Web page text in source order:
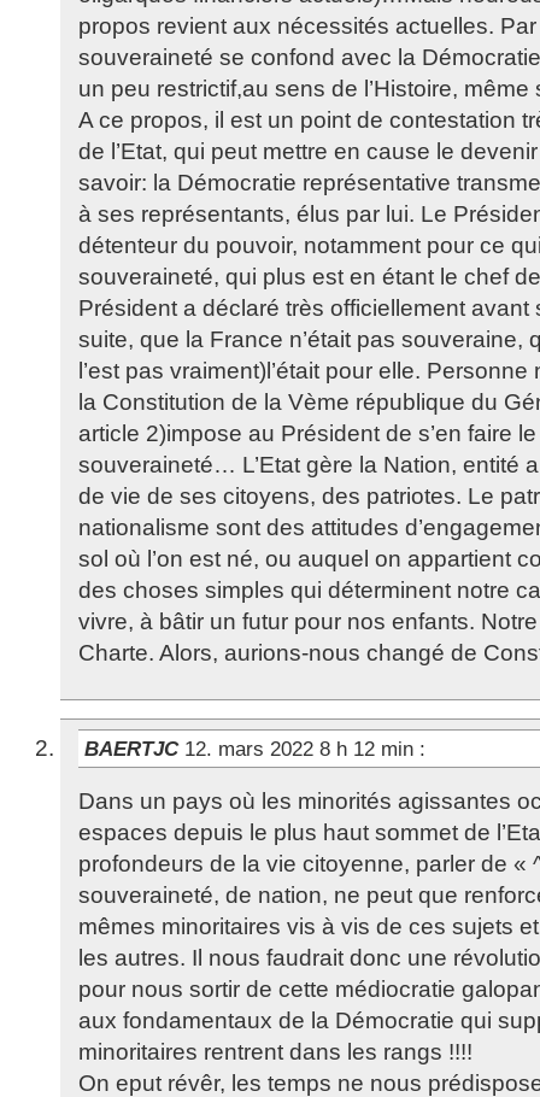
propos revient aux nécessités actuelles.
souveraineté se confond avec la
un peu restrictif,au sens de l’Histoire,
A ce propos, il est un point de contestation
de l’Etat, qui peut mettre en cause le
savoir: la Démocratie représentative
à ses représentants, élus par lui. Le
détenteur du pouvoir, notamment pour ce
souveraineté, qui plus est en étant le chef
Président a déclaré très officiellement avant
suite, que la France n’était pas souveraine,
l’est pas vraiment)l’était pour elle.
la Constitution de la Vème république du
article 2)impose au Président de s’en faire
souveraineté… L’Etat gère la Nation, entité
de vie de ses citoyens, des patriotes. Le
nationalisme sont des attitudes
sol où l’on est né, ou auquel on appartient
des choses simples qui déterminent notre
vivre, à bâtir un futur pour nos enfants.
Charte. Alors, aurions-nous changé de
BAERTJC 12. mars 2022 8 h 12 min :
Dans un pays où les minorités agissantes
espaces depuis le plus haut sommet de
profondeurs de la vie citoyenne, parler de «
souveraineté, de nation, ne peut que
mêmes minoritaires vis à vis de ces sujets
les autres. Il nous faudrait donc une
pour nous sortir de cette médiocratie
aux fondamentaux de la Démocratie qui
minoritaires rentrent dans les rangs !!!!
On eput révêr, les temps ne nous